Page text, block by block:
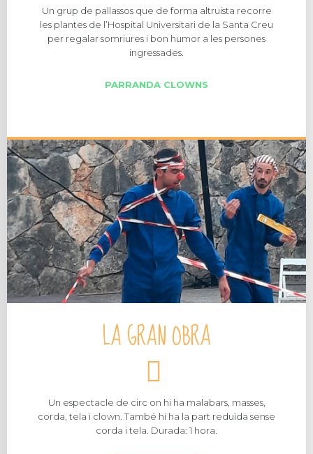
Un grup de pallassos que de forma altruista recorre
les plantes de l’Hospital Universitari de la Santa Creu
per regalar somriures i bon humor a les persones
ingressades.
PARRANDA CLOWNS
LA GRAN OBRA
Un espectacle de circ on hi ha malabars, masses,
corda, tela i clown. També hi ha la part reduïda sense
corda i tela. Durada: 1 hora.